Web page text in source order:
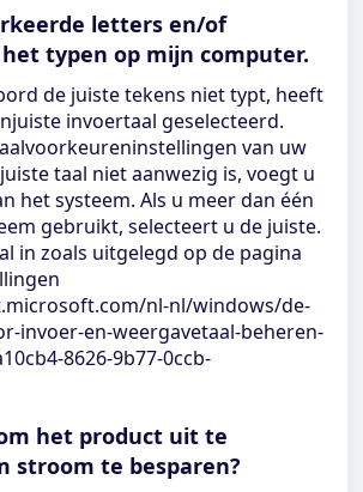
letters en/of
typen op mijn computer.
de juiste tekens niet typt, heeft
invoertaal geselecteerd.
van uw
taal niet aanwezig is, voegt u
het systeem. Als u meer dan één
gebruikt, selecteert u de juiste.
in zoals uitgelegd op de pagina
nl-nl/windows/de-
invoer-en-weergavetaal-beheren-
8626-9b77-0ccb-
het product uit te
stroom te besparen?